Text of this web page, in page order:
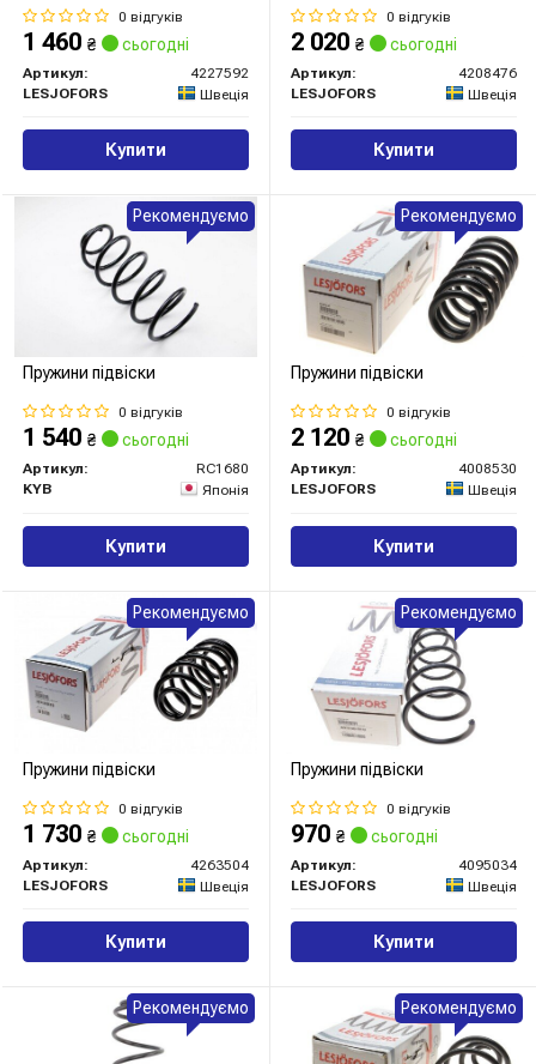
0 відгуків
1 460 ₴ сьогодні
Артикул:
4227592
LESJOFORS
Швеція
Купити
0 відгуків
2 020 ₴ сьогодні
Артикул:
4208476
LESJOFORS
Швеція
Купити
Пружини підвіски
0 відгуків
1 540 ₴ сьогодні
Артикул:
RC1680
KYB
Японія
Купити
Рекомендуємо
Пружини підвіски
0 відгуків
2 120 ₴ сьогодні
Артикул:
4008530
LESJOFORS
Швеція
Купити
Рекомендуємо
Пружини підвіски
0 відгуків
1 730 ₴ сьогодні
Артикул:
4263504
LESJOFORS
Швеція
Купити
Рекомендуємо
Пружини підвіски
0 відгуків
970 ₴ сьогодні
Артикул:
4095034
LESJOFORS
Швеція
Купити
Рекомендуємо
Рекомендуємо Рекомендуємо